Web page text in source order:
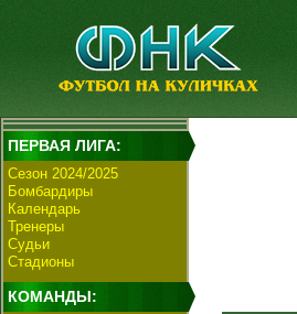
ПЕРВАЯ ЛИГА:
Сезон 2024/2025
Бомбардиры
Календарь
Тренеры
Судьи
Стадионы
КОМАНДЫ: